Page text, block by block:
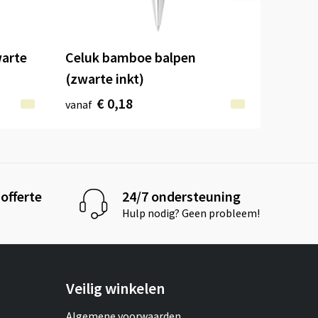
Celuk bamboe balpen
(zwarte inkt)
vanaf € 0,18
offerte 24/7 ondersteuning
Hulp nodig? Geen probleem!
Veilig winkelen